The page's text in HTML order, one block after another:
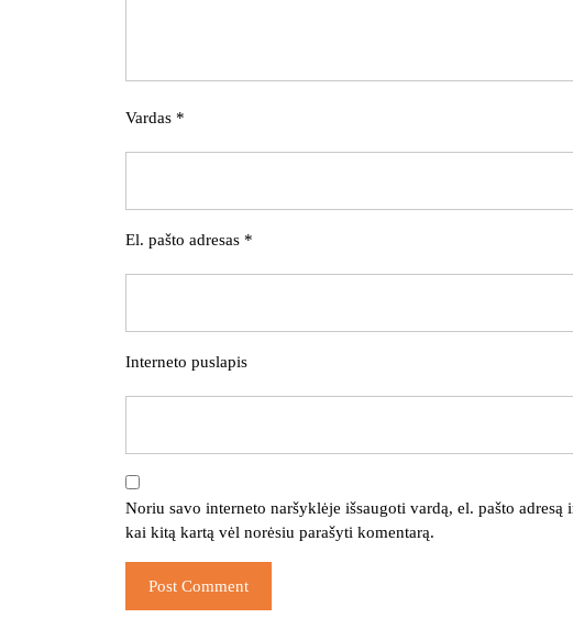
Vardas *
El. pašto adresas *
Interneto puslapis
Noriu savo interneto naršyklėje išsaugoti vardą, el. pašto
kai kitą kartą vėl norėsiu parašyti komentarą.